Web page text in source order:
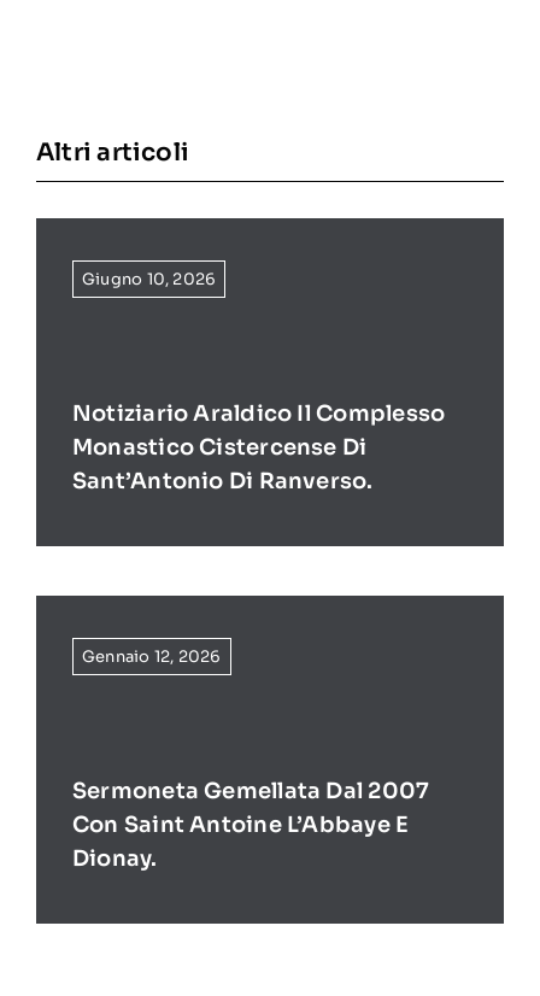
Altri articoli
Giugno 10, 2026
Notiziario Araldico Il Complesso
Monastico Cistercense Di
Sant’Antonio Di Ranverso.
Gennaio 12, 2026
Sermoneta Gemellata Dal 2007
Con Saint Antoine L’Abbaye E
Dionay.